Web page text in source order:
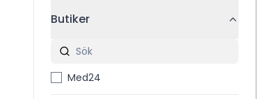
Butiker
Med24